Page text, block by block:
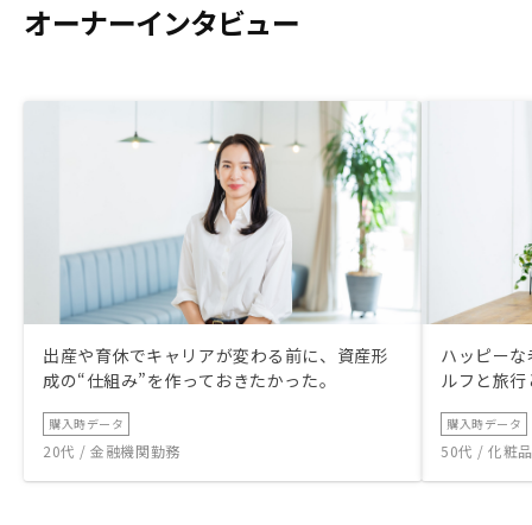
オーナーインタビュー
出産や育休でキャリアが変わる前に、資産形
成の“仕組み”を作っておきたかった。
購入時データ
20代 / 金融機関勤務
ハッピー
ルフと旅
購入時データ
50代 / 化粧